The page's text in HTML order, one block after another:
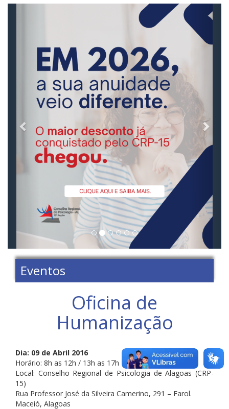
Eventos
Oficina de
Humanização
Dia: 09 de Abril 2016
Horário: 8h as 12h / 13h as 17h
Local: Conselho Regional de Psicologia de Alagoas (CRP-
15)
Rua Professor José da Silveira Camerino, 291 – Farol.
Maceió, Alagoas